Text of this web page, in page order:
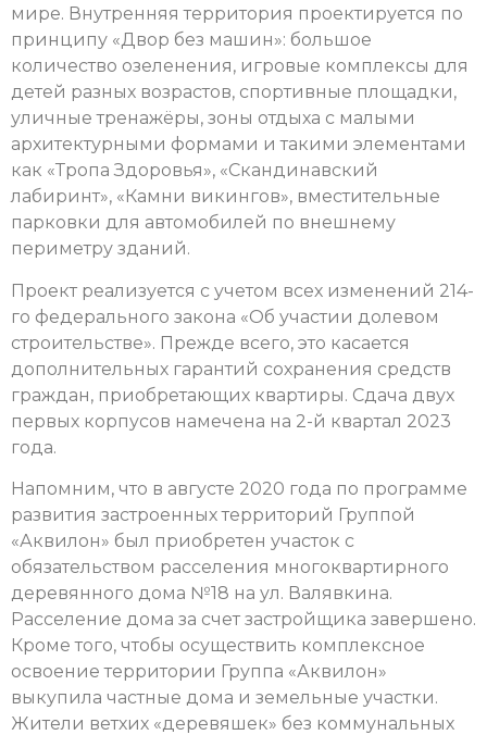
мире. Внутренняя территория проектируется по
принципу «Двор без машин»: большое
количество озеленения, игровые комплексы для
детей разных возрастов, спортивные площадки,
уличные тренажёры, зоны отдыха с малыми
архитектурными формами и такими элементами
как «Тропа Здоровья», «Скандинавский
лабиринт», «Камни викингов», вместительные
парковки для автомобилей по внешнему
периметру зданий.
Проект реализуется с учетом всех изменений 214-
го федерального закона «Об участии долевом
строительстве». Прежде всего, это касается
дополнительных гарантий сохранения средств
граждан, приобретающих квартиры. Сдача двух
первых корпусов намечена на 2-й квартал 2023
года.
Напомним, что в августе 2020 года по программе
развития застроенных территорий Группой
«Аквилон» был приобретен участок с
обязательством расселения многоквартирного
деревянного дома №18 на ул. Валявкина.
Расселение дома за счет застройщика завершено.
Кроме того, чтобы осуществить комплексное
освоение территории Группа «Аквилон»
выкупила частные дома и земельные участки.
Жители ветхих «деревяшек» без коммунальных